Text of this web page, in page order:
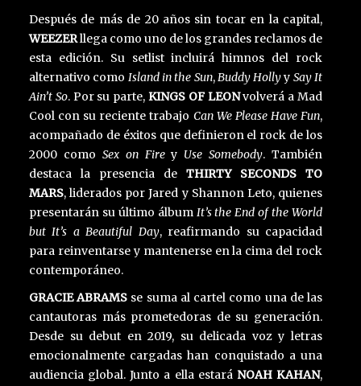
Después de más de 20 años sin tocar en la capital,
WEEZERllega como uno de los grandes reclamos de
esta edición. Su setlist incluirá himnos del rock
alternativo como Island in the Sun,Buddy Hollyy Say It
Ain’t So. Por su parte,KINGS OF LEONvolverá a Mad
Cool con su reciente trabajo Can We Please Have Fun,
acompañado de éxitos que definieron el rock de los
2000 como Sex on Firey Use Somebody. También
destaca la presencia de THIRTY SECONDS TO
MARS, liderados por Jared y Shannon Leto, quienes
presentarán su último álbum It’s the End of the World
but It’s a Beautiful Day, reafirmando su capacidad
para reinventarse y mantenerse en la cima del rock
contemporáneo.
GRACIE ABRAMS se suma al cartel como una de las
cantautoras más prometedoras de su generación.
Desde su debut en 2019, su delicada voz y letras
emocionalmente cargadas han conquistado a una
audiencia global. Junto a ella estará NOAH KAHAN,